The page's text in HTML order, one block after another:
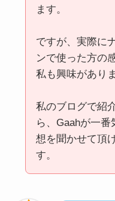
ます。
ですが、実際に
ンで使った方の
私も興味がありま
私のブログで紹
ら、Gaahが一
想を聞かせて頂
す。